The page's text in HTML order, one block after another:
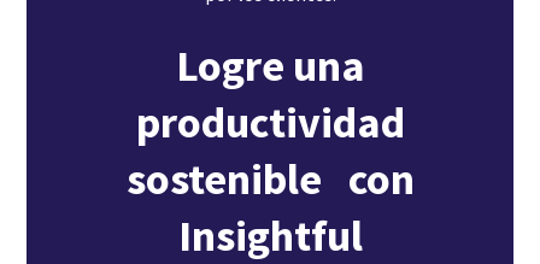
Logre una
productividad
sostenible con
Insightful